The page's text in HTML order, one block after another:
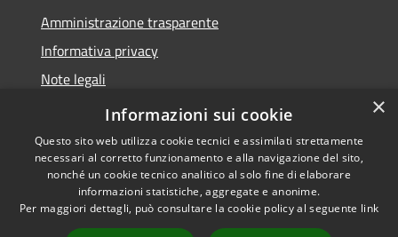
Amministrazione trasparente
Informativa privacy
Note legali
Dichiarazione di accessibilità 2025
Accessibilità
Copyright © 2026 • Comune di
Osio Sotto • Powered by
×
Informazioni sui cookie
Questo sito web utilizza cookie tecnici e assimilati strettamente
necessari al corretto funzionamento e alla navigazione del sito,
nonché un cookie tecnico analitico al solo fine di elaborare
informazioni statistiche, aggregate e anonime.
Per maggiori dettagli, può consultare la cookie policy al seguente link